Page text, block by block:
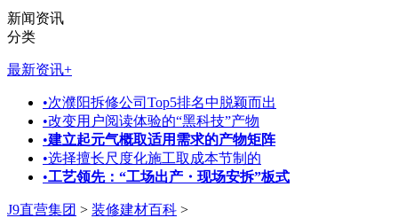
新闻资讯
分类
最新资讯+
•次濮阳拆修公司Top5排名中脱颖而出
•改变用户阅读体验的“黑科技”产物
•建立起元气概取适用需求的产物矩阵
•选择擅长尺度化施工取成本节制的
•工艺领先：“工场出产・现场安拆”板式
J9直营集团 > 装修建材百科 >